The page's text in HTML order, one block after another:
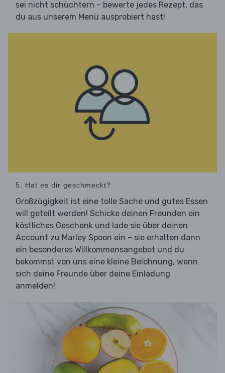
sei nicht schüchtern – bewerte jedes Rezept, das
du aus unserem Menü ausprobiert hast!
5. Hat es dir geschmeckt?
Großzügigkeit ist eine tolle Sache und gutes Essen
will geteilt werden! Schicke deinen Freunden ein
köstliches Geschenk und lade sie über deinen
Account zu Marley Spoon ein – sie erhalten dann
ein besonderes Willkommensangebot und du
bekommst von uns eine kleine Belohnung, wenn
sich deine Freunde über deine Einladung
anmelden!